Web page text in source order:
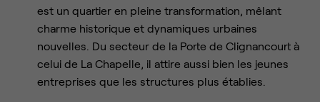
est un quartier en pleine transformation, mêlant
charme historique et dynamiques urbaines
nouvelles. Du secteur de la Porte de Clignancourt à
celui de La Chapelle, il attire aussi bien les jeunes
entreprises que les structures plus établies.